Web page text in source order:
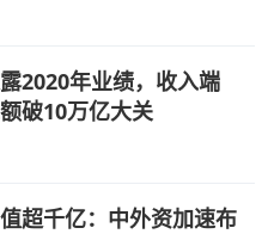
2020年业绩，收入端
破10万亿大关
超千亿：中外资加速布